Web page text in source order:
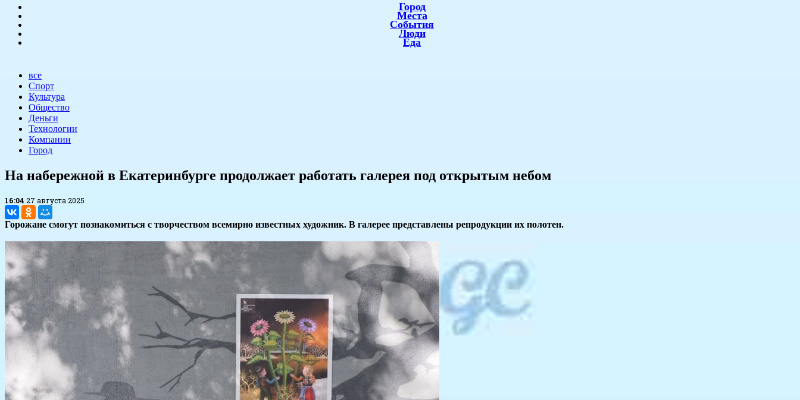
Город
Места
События
Люди
Еда
все
Спорт
Культура
Общество
Деньги
Технологии
Компании
Город
На набережной в Екатеринбурге продолжает работать галерея под открытым небом
16:04 27 августа 2025
Горожане смогут познакомиться с творчеством всемирно известных художник. В галерее представлены репродукции их полотен.